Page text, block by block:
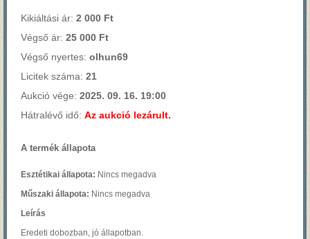
Kikiáltási ár: 2 000 Ft
Végső ár: 25 000 Ft
Végső nyertes: olhun69
Licitek száma: 21
Aukció vége: 2025. 09. 16. 19:00
Hátralévő idő: Az aukció lezárult.
A termék állapota
Esztétikai állapota: Nincs megadva
Műszaki állapota: Nincs megadva
Leírás
Eredeti dobozban, jó állapotban.